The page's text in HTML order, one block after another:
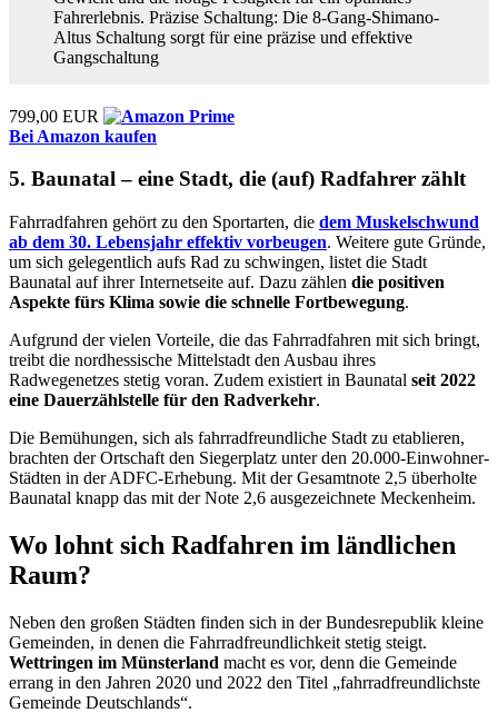
Fahrerlebnis. Präzise Schaltung: Die 8-Gang-Shimano-
Altus Schaltung sorgt für eine präzise und effektive
Gangschaltung
799,00 EUR
Bei Amazon kaufen
5. Baunatal – eine Stadt, die (auf) Radfahrer zählt
Fahrradfahren gehört zu den Sportarten, die dem Muskelschwund
ab dem 30. Lebensjahr effektiv vorbeugen. Weitere gute Gründe,
um sich gelegentlich aufs Rad zu schwingen, listet die Stadt
Baunatal auf ihrer Internetseite auf. Dazu zählen die positiven
Aspekte fürs Klima sowie die schnelle Fortbewegung.
Aufgrund der vielen Vorteile, die das Fahrradfahren mit sich bringt,
treibt die nordhessische Mittelstadt den Ausbau ihres
Radwegenetzes stetig voran. Zudem existiert in Baunatal seit 2022
eine Dauerzählstelle für den Radverkehr.
Die Bemühungen, sich als fahrradfreundliche Stadt zu etablieren,
brachten der Ortschaft den Siegerplatz unter den 20.000-Einwohner-
Städten in der ADFC-Erhebung. Mit der Gesamtnote 2,5 überholte
Baunatal knapp das mit der Note 2,6 ausgezeichnete Meckenheim.
Wo lohnt sich Radfahren im ländlichen
Raum?
Neben den großen Städten finden sich in der Bundesrepublik kleine
Gemeinden, in denen die Fahrradfreundlichkeit stetig steigt.
Wettringen im Münsterland macht es vor, denn die Gemeinde
errang in den Jahren 2020 und 2022 den Titel „fahrradfreundlichste
Gemeinde Deutschlands“.